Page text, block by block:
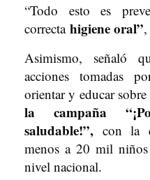
“Todo esto es
correcta higiene oral”
Asimismo, señaló
acciones tomadas
orientar y educar
la campaña
saludable!”,con la
menos a 20 mil
nivel nacional.